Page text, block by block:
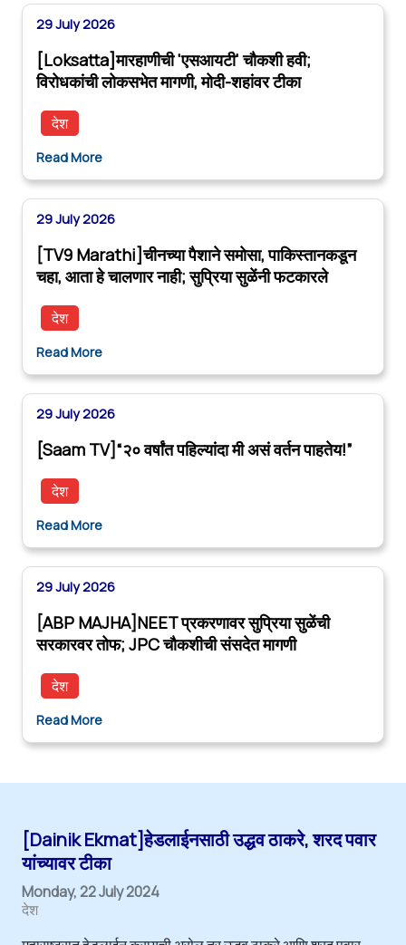
29 July 2026
[Loksatta]मारहाणीची 'एसआयटी' चौकशी हवी;
विरोधकांची लोकसभेत मागणी, मोदी-शहांवर टीका
देश
Read More
29 July 2026
[TV9 Marathi]चीनच्या पैशाने समोसा, पाकिस्तानकडून
चहा, आता हे चालणार नाही; सुप्रिया सुळेंनी फटकारले
देश
Read More
29 July 2026
[Saam TV]“२० वर्षांत पहिल्यांदा मी असं वर्तन पाहतेय!”
देश
Read More
29 July 2026
[ABP MAJHA]NEET प्रकरणावर सुप्रिया सुळेंची
सरकारवर तोफ; JPC चौकशीची संसदेत मागणी
देश
Read More
[Dainik Ekmat]हेडलाईनसाठी उद्धव ठाकरे, शरद पवार
यांच्यावर टीका
Monday, 22 July 2024
देश